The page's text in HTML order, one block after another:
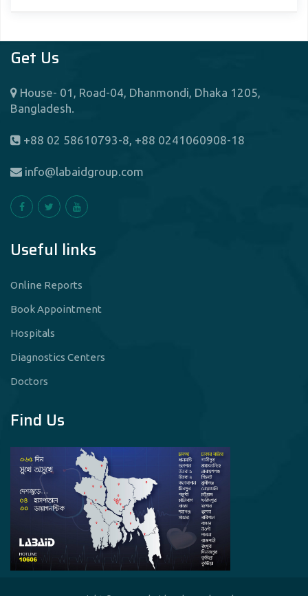
Get Us
House- 01, Road-04, Dhanmondi, Dhaka 1205,
Bangladesh.
+88 02 58610793-8, +88 0241060908-18
info@labaidgroup.com
Useful links
Online Reports
Book Appointment
Hospitals
Diagnostics Centers
Doctors
Find Us